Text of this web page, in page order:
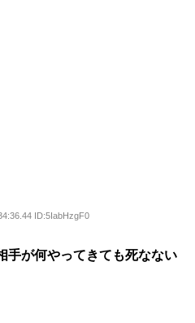
ID:5IabHzgF0
手が何やってきても死なない